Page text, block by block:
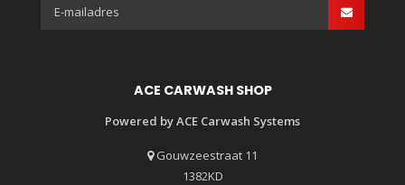
ACE CARWASH SHOP
Powered by ACE Carwash Systems
Gouwzeestraat 11
1382KD